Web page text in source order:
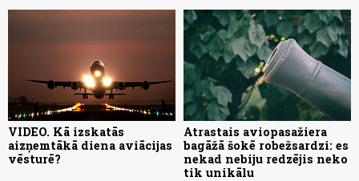
VIDEO. Kā izskatās
aizņemtākā diena aviācijas
vēsturē?
Atrastais aviopasažiera
bagāžā šokē robežsardzi: es
nekad nebiju redzējis neko
tik unikālu